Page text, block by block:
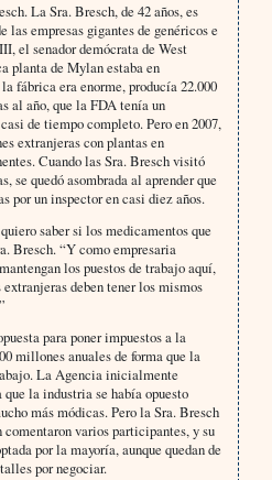
La Sra. Bresch, de 42 años, es
las empresas gigantes de genéricos e
el senador demócrata de West
planta de Mylan estaba en
fábrica era enorme, producía 22.000
al año, que la FDA tenía un
de tiempo completo. Pero en 2007,
extranjeras con plantas en
Cuando las Sra. Bresch visitó
se quedó asombrada al aprender que
por un inspector en casi diez años.
saber si los medicamentos que
Bresch. “Y como empresaria
los puestos de trabajo aquí,
deben tener los mismos
para poner impuestos a la
millones anuales de forma que la
La Agencia inicialmente
la industria se había opuesto
más módicas. Pero la Sra. Bresch
varios participantes, y su
por la mayoría, aunque quedan de
por negociar.